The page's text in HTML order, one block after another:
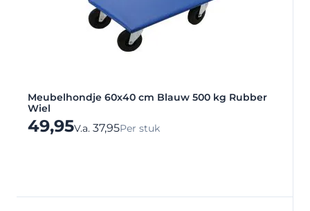
Meubelhondje 60x40 cm Blauw 500 kg Rubber
Wiel
49,95V.a. 37,95Per stuk